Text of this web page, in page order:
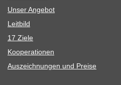
Unser Ange­bot
Leit­bild
17 Ziele
Koope­ra­tio­nen
Aus­zeich­nun­gen und Preise